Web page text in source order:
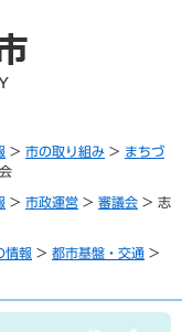
> 市の取り組み > まちづ
> 市政運営 > 審議会 > 志
情報 > 都市基盤・交通 >